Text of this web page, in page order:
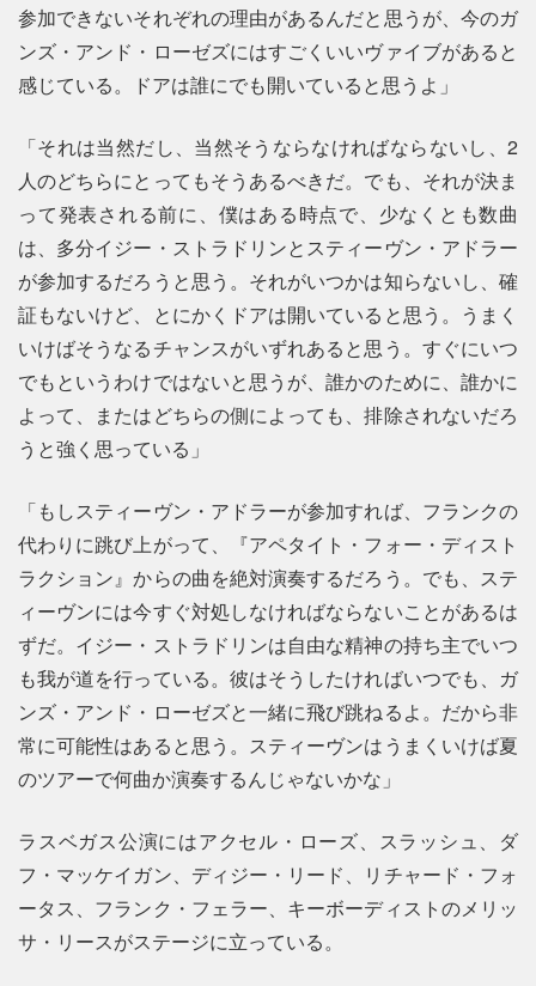
参加できないそれぞれの理由があるんだと思うが、今のガ
ンズ・アンド・ローゼズにはすごくいいヴァイブがあると
感じている。ドアは誰にでも開いていると思うよ」
「それは当然だし、当然そうならなければならないし、2
人のどちらにとってもそうあるべきだ。でも、それが決ま
って発表される前に、僕はある時点で、少なくとも数曲
は、多分イジー・ストラドリンとスティーヴン・アドラー
が参加するだろうと思う。それがいつかは知らないし、確
証もないけど、とにかくドアは開いていると思う。うまく
いけばそうなるチャンスがいずれあると思う。すぐにいつ
でもというわけではないと思うが、誰かのために、誰かに
よって、またはどちらの側によっても、排除されないだろ
うと強く思っている」
「もしスティーヴン・アドラーが参加すれば、フランクの
代わりに跳び上がって、『アペタイト・フォー・ディスト
ラクション』からの曲を絶対演奏するだろう。でも、ステ
ィーヴンには今すぐ対処しなければならないことがあるは
ずだ。イジー・ストラドリンは自由な精神の持ち主でいつ
も我が道を行っている。彼はそうしたければいつでも、ガ
ンズ・アンド・ローゼズと一緒に飛び跳ねるよ。だから非
常に可能性はあると思う。スティーヴンはうまくいけば夏
のツアーで何曲か演奏するんじゃないかな」
ラスベガス公演にはアクセル・ローズ、スラッシュ、ダ
フ・マッケイガン、ディジー・リード、リチャード・フォ
ータス、フランク・フェラー、キーボーディストのメリッ
サ・リースがステージに立っている。